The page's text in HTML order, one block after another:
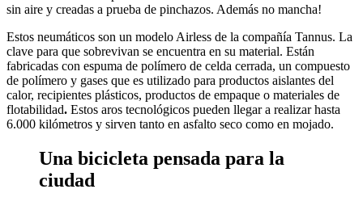
sin aire y creadas a prueba de pinchazos. Además no mancha!
Estos neumáticos son un modelo Airless de la compañía Tannus. La
clave para que sobrevivan se encuentra en su material. Están
fabricadas con espuma de polímero de celda cerrada, un compuesto
de polímero y gases que es utilizado para productos aislantes del
calor, recipientes plásticos, productos de empaque o materiales de
flotabilidad. Estos aros tecnológicos pueden llegar a realizar hasta
6.000 kilómetros y sirven tanto en asfalto seco como en mojado.
Una bicicleta pensada para la
ciudad